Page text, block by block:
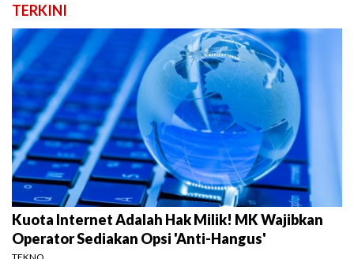
TERKINI
Kuota Internet Adalah Hak Milik! MK Wajibkan
Operator Sediakan Opsi 'Anti-Hangus'